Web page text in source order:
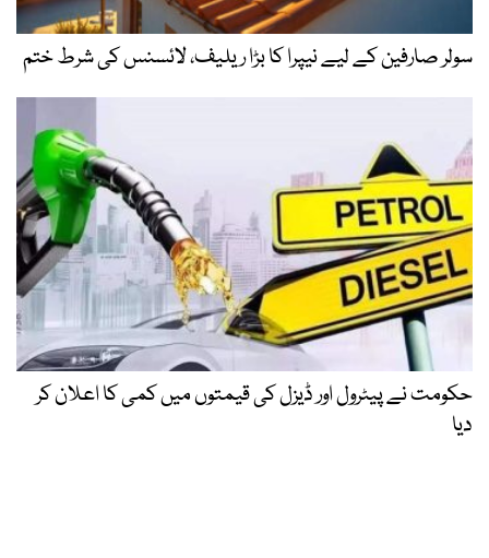
سولر صارفین کے لیے نیپرا کا بڑا ریلیف، لائسنس کی شرط ختم
حکومت نے پیٹرول اور ڈیزل کی قیمتوں میں کمی کا اعلان کر
دیا